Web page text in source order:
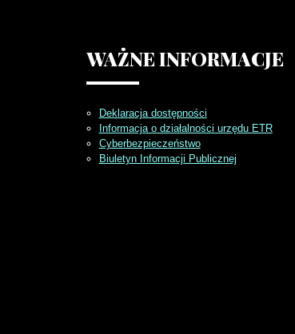
WAŻNEINFORMACJE
Deklaracja dostępności
Informacja o działalności urzędu ETR
Cyberbezpieczeństwo
Biuletyn Informacji Publicznej